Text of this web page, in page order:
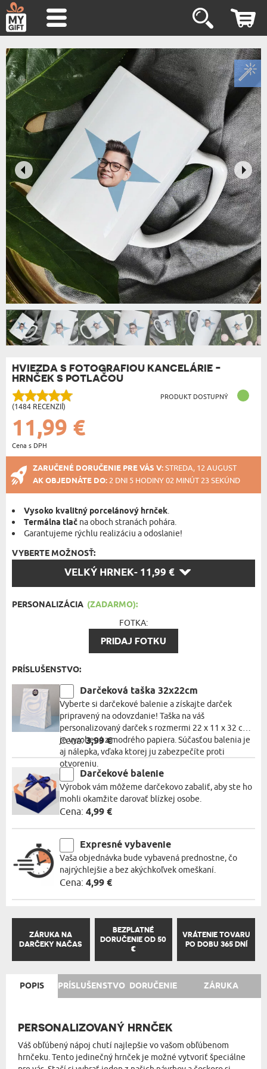
HVIEZDA S FOTOGRAFIOU KANCELÁRIE -
HRNČEK S POTLAČOU
(1484 RECENZIÍ)
PRODUKT DOSTUPNÝ
11,99 €
Cena s DPH
ZARUČENÉ DORUČENIE PRE VÁS V:STREDA, 12 AUGUST
AK OBJEDNÁTE DO: 2 DNI 5 HODINY 02 MINÚT 23 SEKÚND
Vysoko kvalitný porcelánový hrnček.
Termálna tlač na oboch stranách pohára.
Garantujeme rýchlu realizáciu a odoslanie!
VYBERTE MOŽNOSŤ:
VELKÝ HRNEK- 11,99 €
PERSONALIZÁCIA (ZADARMO):
FOTKA:
PRIDAJ FOTKU
PRÍSLUŠENSTVO:
Darčeková taška 32x22cm
Vyberte si darčekové balenie a získajte darček
pripravený na odovzdanie! Taška na váš
personalizovaný darček s rozmermi 22 x 11 x 32 cm
je vyrobená z modrého papiera. Súčasťou balenia je
aj nálepka, vďaka ktorej ju zabezpečíte proti
otvoreniu.
Cena:3,99 €
Darčekové balenie
Výrobok vám môžeme darčekovo zabaliť, aby ste ho
mohli okamžite darovať blízkej osobe.
Cena: 4,99 €
Expresné vybavenie
Vaša objednávka bude vybavená prednostne, čo
najrýchlejšie a bez akýchkoľvek omeškaní.
Cena: 4,99 €
ZÁRUKA NA
DARČEKY NAČAS
BEZPLATNÉ
DORUČENIE OD 50
€
VRÁTENIE TOVARU
PO DOBU 365 DNÍ
POPIS PRÍSLUŠENSTVO DORUČENIE ZÁRUKA
PERSONALIZOVANÝ HRNČEK
Váš obľúbený nápoj chutí najlepšie vo vašom obľúbenom
hrnčeku. Tento jedinečný hrnček je možné vytvoriť špeciálne